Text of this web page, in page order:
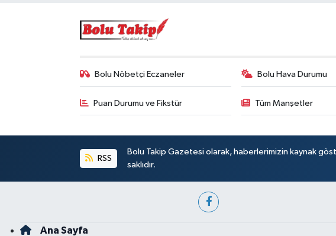
Bolu Nöbetçi Eczaneler Bolu Hava Durumu
Puan Durumu ve Fikstür Tüm Manşetler
RSS
Bolu Takip Gazetesi olarak, haberlerimizin kaynak
saklıdır.
Ana Sayfa